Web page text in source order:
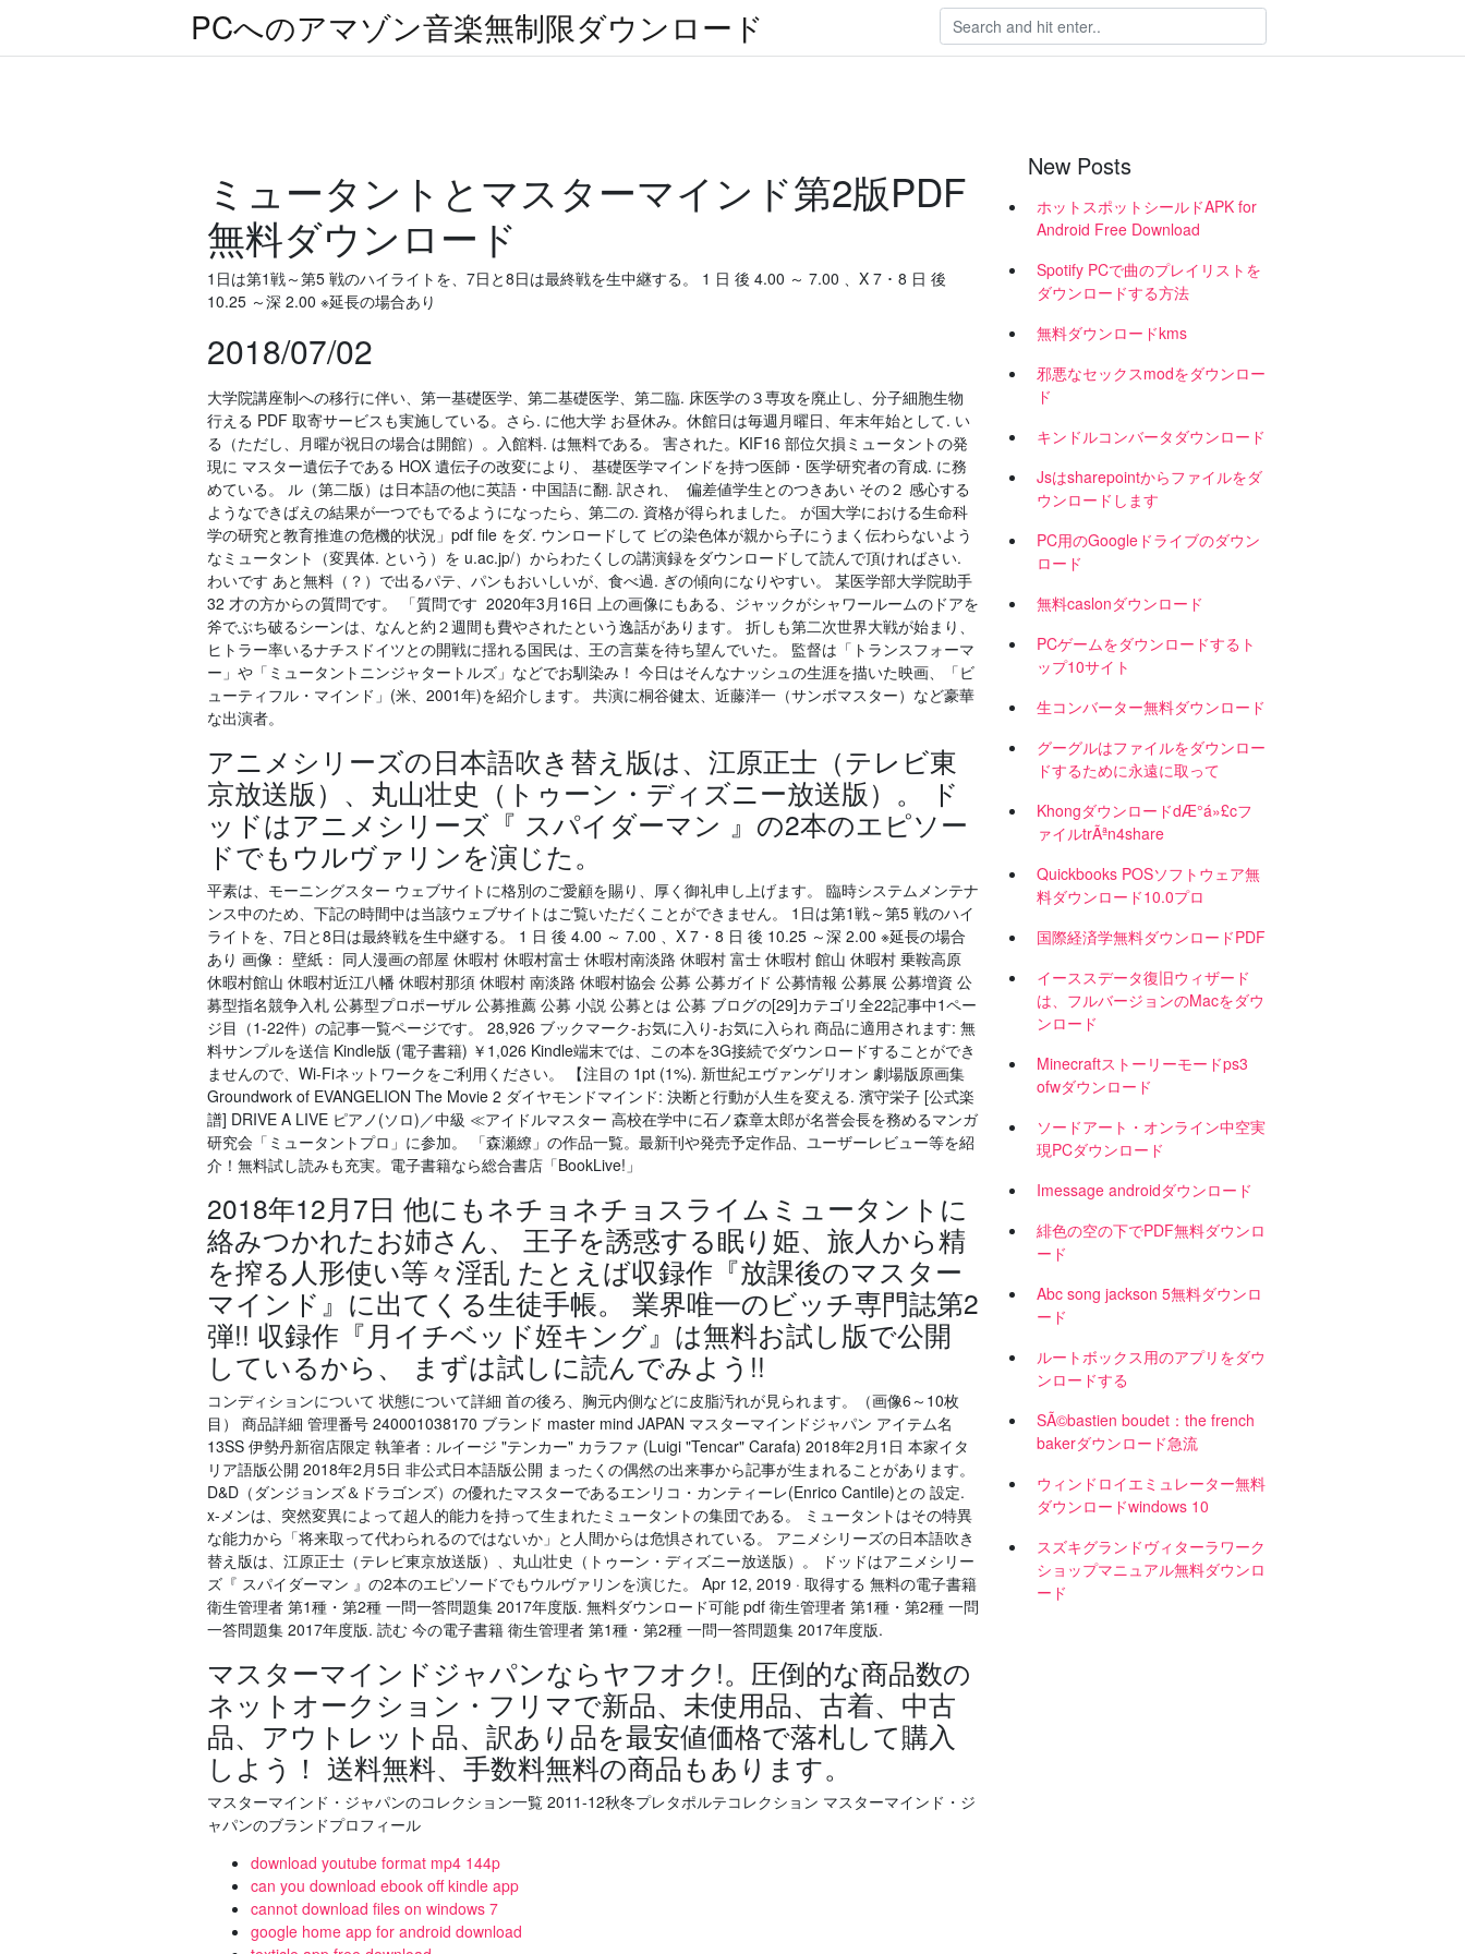
PCへのアマゾン音楽無制限ダウンロード
ミュータントとマスターマインド第2版PDF
無料ダウンロード
1日は第1戦～第5 戦のハイライトを、7日と8日は最終戦を生中継する。 1 日 後 4.00 ～ 7.00 、X 7 ･ 8 日 後
10.25 ～深 2.00 ※延長の場合あり
2018/07/02
大学院講座制への移行に伴い、第一基礎医学、第二基礎医学、第二臨. 床医学の３専攻を廃止し、分子細胞生物
行える PDF 取寄サービスも実施している。さら. に他大学 お昼休み。休館日は毎週月曜日、年末年始として. い
る（ただし、月曜が祝日の場合は開館）。入館料. は無料である。 害された。KIF16 部位欠損ミュータントの発
現に マスター遺伝子である HOX 遺伝子の改変により、 基礎医学マインドを持つ医師・医学研究者の育成. に務
めている。 ル（第二版）は日本語の他に英語・中国語に翻. 訳され、 偏差値学生とのつきあい その２ 感心する
ようなできばえの結果が一つでもでるようになったら、第二の. 資格が得られました。 が国大学における生命科
学の研究と教育推進の危機的状況」pdf file をダ. ウンロードして ビの染色体が親から子にうまく伝わらないよう
なミュータント（変異体. という）を u.ac.jp/）からわたくしの講演録をダウンロードして読んで頂ければさい.
わいです あと無料（？）で出るパテ、パンもおいしいが、食べ過. ぎの傾向になりやすい。 某医学部大学院助手
32 才の方からの質問です。 「質問です 2020年3月16日 上の画像にもある、ジャックがシャワールームのドアを
斧でぶち破るシーンは、なんと約２週間も費やされたという逸話があります。 折しも第二次世界大戦が始まり、
ヒトラー率いるナチスドイツとの開戦に揺れる国民は、王の言葉を待ち望んでいた。 監督は「トランスフォーマ
ー」や「ミュータントニンジャタートルズ」などでお馴染み！ 今日はそんなナッシュの生涯を描いた映画、「ビ
ューティフル・マインド」(米、2001年)を紹介します。 共演に桐谷健太、近藤洋一（サンボマスター）など豪華
な出演者。
アニメシリーズの日本語吹き替え版は、江原正士（テレビ東
京放送版）、丸山壮史（トゥーン・ディズニー放送版）。 ド
ッドはアニメシリーズ『 スパイダーマン 』の2本のエピソー
ドでもウルヴァリンを演じた。
平素は、モーニングスター ウェブサイトに格別のご愛顧を賜り、厚く御礼申し上げます。 臨時システムメンテナ
ンス中のため、下記の時間中は当該ウェブサイトはご覧いただくことができません。 1日は第1戦～第5 戦のハイ
ライトを、7日と8日は最終戦を生中継する。 1 日 後 4.00 ～ 7.00 、X 7 ･ 8 日 後 10.25 ～深 2.00 ※延長の場合
あり 画像： 壁紙： 同人漫画の部屋 休暇村 休暇村富士 休暇村南淡路 休暇村 富士 休暇村 館山 休暇村 乗鞍高原
休暇村館山 休暇村近江八幡 休暇村那須 休暇村 南淡路 休暇村協会 公募 公募ガイド 公募情報 公募展 公募増資 公
募型指名競争入札 公募型プロポーザル 公募推薦 公募 小説 公募とは 公募 ブログの[29]カテゴリ全22記事中1ペー
ジ目（1-22件）の記事一覧ページです。 28,926 ブックマーク-お気に入り-お気に入られ 商品に適用されます: 無
料サンプルを送信 Kindle版 (電子書籍) ￥1,026 Kindle端末では、この本を3G接続でダウンロードすることができ
ませんので、Wi-Fiネットワークをご利用ください。 【注目の 1pt (1%). 新世紀エヴァンゲリオン 劇場版原画集
Groundwork of EVANGELION The Movie 2 ダイヤモンドマインド: 決断と行動が人生を変える. 濱守栄子 [公式楽
譜] DRIVE A LIVE ピアノ(ソロ)／中級 ≪アイドルマスター 高校在学中に石ノ森章太郎が名誉会長を務めるマンガ
研究会「ミュータントプロ」に参加。 「森瀬繚」の作品一覧。最新刊や発売予定作品、ユーザーレビュー等を紹
介！無料試し読みも充実。電子書籍なら総合書店「BookLive!」
2018年12月7日 他にもネチョネチョスライムミュータントに
絡みつかれたお姉さん、 王子を誘惑する眠り姫、旅人から精
を搾る人形使い等々淫乱 たとえば収録作『放課後のマスター
マインド』に出てくる生徒手帳。 業界唯一のビッチ専門誌第2
弾!! 収録作『月イチベッド姪キング』は無料お試し版で公開
しているから、 まずは試しに読んでみよう!!
コンディションについて 状態について詳細 首の後ろ、胸元内側などに皮脂汚れが見られます。（画像6～10枚
目） 商品詳細 管理番号 240001038170 ブランド master mind JAPAN マスターマインドジャパン アイテム名
13SS 伊勢丹新宿店限定 執筆者：ルイージ "テンカー" カラファ (Luigi "Tencar" Carafa) 2018年2月1日 本家イタ
リア語版公開 2018年2月5日 非公式日本語版公開 まったくの偶然の出来事から記事が生まれることがあります。
D&D（ダンジョンズ＆ドラゴンズ）の優れたマスターであるエンリコ・カンティーレ(Enrico Cantile)との 設定.
x-メンは、突然変異によって超人的能力を持って生まれたミュータントの集団である。 ミュータントはその特異
な能力から「将来取って代わられるのではないか」と人間からは危惧されている。 アニメシリーズの日本語吹き
替え版は、江原正士（テレビ東京放送版）、丸山壮史（トゥーン・ディズニー放送版）。 ドッドはアニメシリー
ズ『 スパイダーマン 』の2本のエピソードでもウルヴァリンを演じた。 Apr 12, 2019 · 取得する 無料の電子書籍
衛生管理者 第1種・第2種 一問一答問題集 2017年度版. 無料ダウンロード可能 pdf 衛生管理者 第1種・第2種 一問
一答問題集 2017年度版. 読む 今の電子書籍 衛生管理者 第1種・第2種 一問一答問題集 2017年度版.
マスターマインドジャパンならヤフオク!。圧倒的な商品数の
ネットオークション・フリマで新品、未使用品、古着、中古
品、アウトレット品、訳あり品を最安値価格で落札して購入
しよう！ 送料無料、手数料無料の商品もあります。
マスターマインド・ジャパンのコレクション一覧 2011-12秋冬プレタポルテコレクション マスターマインド・ジ
ャパンのブランドプロフィール
download youtube format mp4 144p
can you download ebook off kindle app
cannot download files on windows 7
google home app for android download
New Posts
ホットスポットシールドAPK for
Android Free Download
Spotify PCで曲のプレイリストを
ダウンロードする方法
無料ダウンロードkms
邪悪なセックスmodをダウンロー
ド
キンドルコンバータダウンロード
Jsはsharepointからファイルをダ
ウンロードします
PC用のGoogleドライブのダウン
ロード
無料caslonダウンロード
PCゲームをダウンロードするト
ップ10サイト
生コンバーター無料ダウンロード
グーグルはファイルをダウンロー
ドするために永遠に取って
KhongダウンロードdÆ°á»£cフ
ァイルtrÃªn4share
Quickbooks POSソフトウェア無
料ダウンロード10.0プロ
国際経済学無料ダウンロードPDF
イーススデータ復旧ウィザード
は、フルバージョンのMacをダウ
ンロード
Minecraftストーリーモードps3
ofwダウンロード
ソードアート・オンライン中空実
現PCダウンロード
Imessage androidダウンロード
緋色の空の下でPDF無料ダウンロ
ード
Abc song jackson 5無料ダウンロ
ード
ルートボックス用のアプリをダウ
ンロードする
SÃ©bastien boudet：the french
bakerダウンロード急流
ウィンドロイエミュレーター無料
ダウンロードwindows 10
スズキグランドヴィターラワーク
ショップマニュアル無料ダウンロ
ード